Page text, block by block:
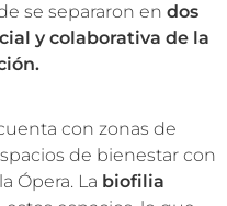
se separaron en dos
y colaborativa de la
con zonas de
de bienestar con
Ópera. La biofilia